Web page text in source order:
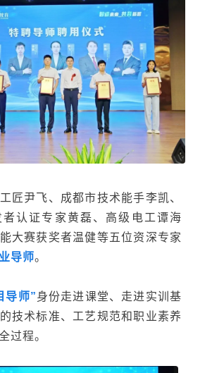
匠尹飞、成都市技术能手李凯、
认证专家黄磊、高级电工谭海
大赛获奖者温健等五位资深专家
导师。
导师”身份走进课堂、走进实训基
技术标准、工艺规范和职业素养
过程。